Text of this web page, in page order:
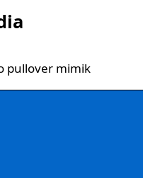
pullover mimik